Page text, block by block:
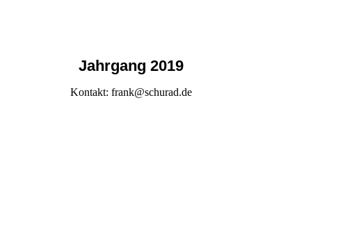
Jahrgang 2019
Kontakt: frank@schurad.de